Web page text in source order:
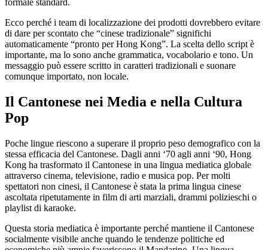
Ecco perché i team di localizzazione dei prodotti dovrebbero evitare
di dare per scontato che “cinese tradizionale” significhi
automaticamente “pronto per Hong Kong”. La scelta dello script è
importante, ma lo sono anche grammatica, vocabolario e tono. Un
messaggio può essere scritto in caratteri tradizionali e suonare
comunque importato, non locale.
Il Cantonese nei Media e nella Cultura
Pop
Poche lingue riescono a superare il proprio peso demografico con la
stessa efficacia del Cantonese. Dagli anni ‘70 agli anni ‘90, Hong
Kong ha trasformato il Cantonese in una lingua mediatica globale
attraverso cinema, televisione, radio e musica pop. Per molti
spettatori non cinesi, il Cantonese è stata la prima lingua cinese
ascoltata ripetutamente in film di arti marziali, drammi polizieschi o
playlist di karaoke.
Questa storia mediatica è importante perché mantiene il Cantonese
socialmente visibile anche quando le tendenze politiche ed